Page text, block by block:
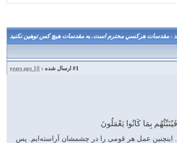
-مقدسات هركسي محترم است. به مقدسات هيچ كس توهين نكنيد
#1 ارسال شده : 10 years ago
بِمَا كَانُوا يَعْمَلُونَ
. اينچنين عمل هر قومى را در چشمشان آراسته‌ايم. پس